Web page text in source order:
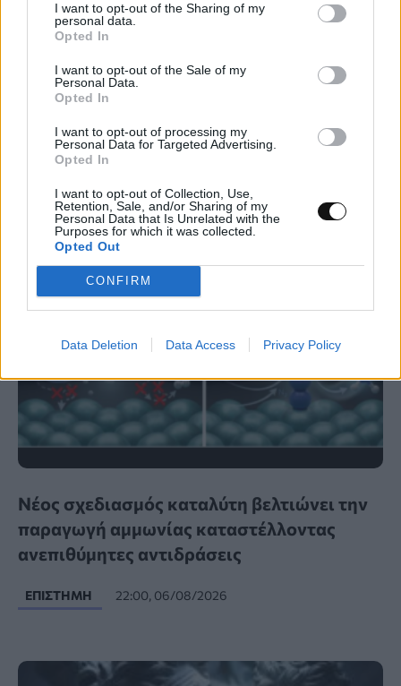
I want to opt-out of the Sharing of my
personal data.
Opted In
I want to opt-out of the Sale of my
Personal Data.
Opted In
I want to opt-out of processing my
Personal Data for Targeted Advertising.
Opted In
I want to opt-out of Collection, Use,
Retention, Sale, and/or Sharing of my
Personal Data that Is Unrelated with the
Purposes for which it was collected.
Opted Out
CONFIRM
Data Deletion Data Access Privacy Policy
Κενό ασφαλείας στο iCloud Private Relay
πραγματική διεύθυνση IP
MUST READ 09:00, 07/08/2026
Νέος σχεδιασμός καταλύτη βελτιώνει την
παραγωγή αμμωνίας καταστέλλοντας
ανεπιθύμητες αντιδράσεις
ΕΠΙΣΤΉΜΗ 22:00, 06/08/2026